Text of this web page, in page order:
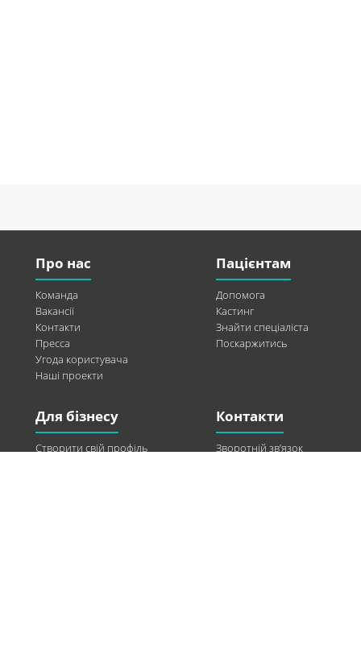
Про нас
Команда
Вакансії
Контакти
Пресса
Угода користувача
Наші проекти
Пацієнтам
Допомога
Кастинг
Знайти спеціаліста
Поскаржитись
Для бізнесу
Створити свій профіль
Контакти
Зворотній зв’язок